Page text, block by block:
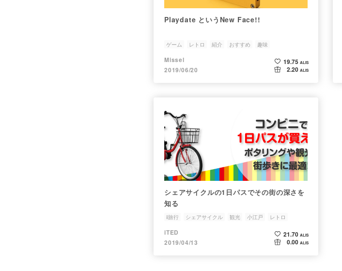
Playdate というNew Face!!
ゲーム レトロ 紹介 おすすめ 趣味
Missel
2019/06/20
19.75 ALIS
2.20 ALIS
シェアサイクルの1日パスでその街の深さを
知る
ii旅行 シェアサイクル 観光 小江戸 レトロ
iTED
2019/04/13
21.70 ALIS
0.00 ALIS